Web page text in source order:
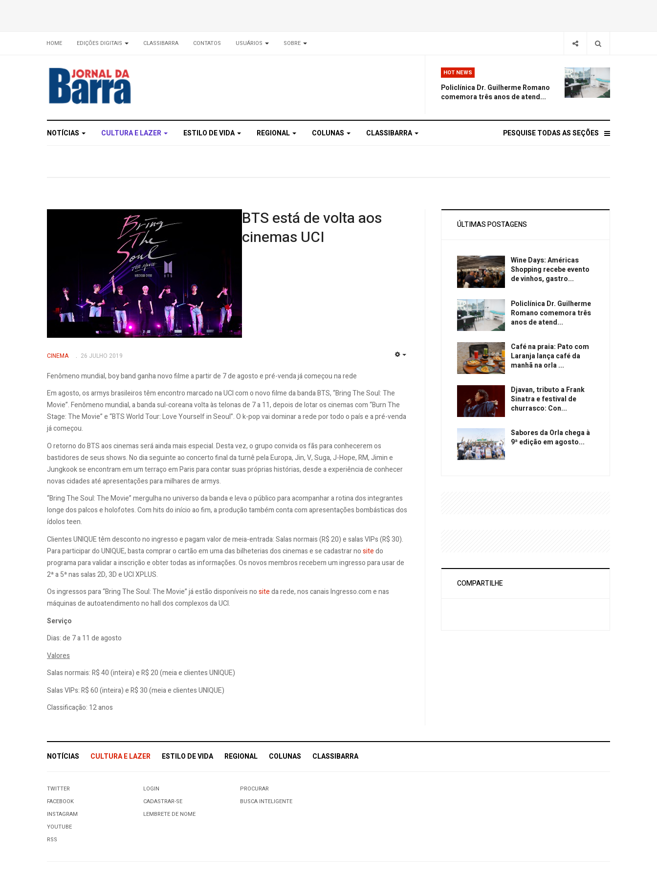
HOME EDIÇÕES DIGITAIS CLASSIBARRA CONTATOS USUÁRIOS SOBRE
HOT NEWS
Policlínica Dr. Guilherme Romano
comemora três anos de atend...
NOTÍCIAS CULTURA E LAZER ESTILO DE VIDA REGIONAL COLUNAS CLASSIBARRA PESQUISE TODAS AS SEÇÕES
BTS está de volta aos
cinemas UCI
CINEMA 26 JULHO 2019
Fenômeno mundial, boy band ganha novo filme a partir de 7 de agosto e pré-venda já começou na rede
Em agosto, os armys brasileiros têm encontro marcado na UCI com o novo filme da banda BTS, “Bring The Soul: The
Movie”. Fenômeno mundial, a banda sul-coreana volta às telonas de 7 a 11, depois de lotar os cinemas com “Burn The
Stage: The Movie” e “BTS World Tour: Love Yourself in Seoul”. O k-pop vai dominar a rede por todo o país e a pré-venda
já começou.
O retorno do BTS aos cinemas será ainda mais especial. Desta vez, o grupo convida os fãs para conhecerem os
bastidores de seus shows. No dia seguinte ao concerto final da turnê pela Europa, Jin, V, Suga, J-Hope, RM, Jimin e
Jungkook se encontram em um terraço em Paris para contar suas próprias histórias, desde a experiência de conhecer
novas cidades até apresentações para milhares de armys.
“Bring The Soul: The Movie” mergulha no universo da banda e leva o público para acompanhar a rotina dos integrantes
longe dos palcos e holofotes. Com hits do início ao fim, a produção também conta com apresentações bombásticas dos
ídolos teen.
Clientes UNIQUE têm desconto no ingresso e pagam valor de meia-entrada: Salas normais (R$ 20) e salas VIPs (R$ 30).
Para participar do UNIQUE, basta comprar o cartão em uma das bilheterias dos cinemas e se cadastrar nositedo
programa para validar a inscrição e obter todas as informações. Os novos membros recebem um ingresso para usar de
2ª a 5ª nas salas 2D, 3D e UCI XPLUS.
Os ingressos para “Bring The Soul: The Movie” já estão disponíveis nositeda rede, nos canais Ingresso.com e nas
máquinas de autoatendimento no hall dos complexos da UCI.
Serviço
Dias: de 7 a 11 de agosto
Valores
Salas normais: R$ 40 (inteira) e R$ 20 (meia e clientes UNIQUE)
Salas VIPs: R$ 60 (inteira) e R$ 30 (meia e clientes UNIQUE)
Classificação: 12 anos
ÚLTIMAS POSTAGENS
Wine Days: Américas
Shopping recebe evento
de vinhos, gastro...
Policlínica Dr. Guilherme
Romano comemora três
anos de atend...
Café na praia: Pato com
Laranja lança café da
manhã na orla ...
Djavan, tributo a Frank
Sinatra e festival de
churrasco: Con...
Sabores da Orla chega à
9ª edição em agosto...
COMPARTILHE
NOTÍCIAS CULTURA E LAZER ESTILO DE VIDA REGIONAL COLUNAS CLASSIBARRA
TWITTER
FACEBOOK
INSTAGRAM
YOUTUBE
RSS
LOGIN
CADASTRAR-SE
LEMBRETE DE NOME
PROCURAR
BUSCA INTELIGENTE